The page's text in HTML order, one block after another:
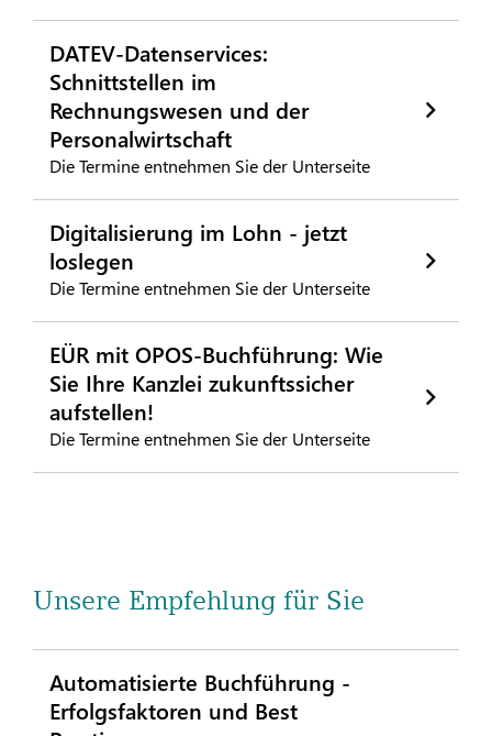
DATEV-Datenservices:
Schnittstellen im
Rechnungswesen und der
Personalwirtschaft
Die Termine entnehmen Sie der Unterseite
Digitalisierung im Lohn - jetzt
loslegen
Die Termine entnehmen Sie der Unterseite
EÜR mit OPOS-Buchführung: Wie
Sie Ihre Kanzlei zukunftssicher
aufstellen!
Die Termine entnehmen Sie der Unterseite
Unsere Empfehlung für Sie
Automatisierte Buchführung -
Erfolgsfaktoren und Best